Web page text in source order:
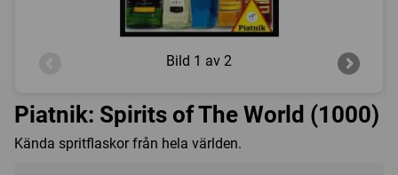
Bild 1 av 2
Piatnik: Spirits of The World (1000)
Kända spritflaskor från hela världen.